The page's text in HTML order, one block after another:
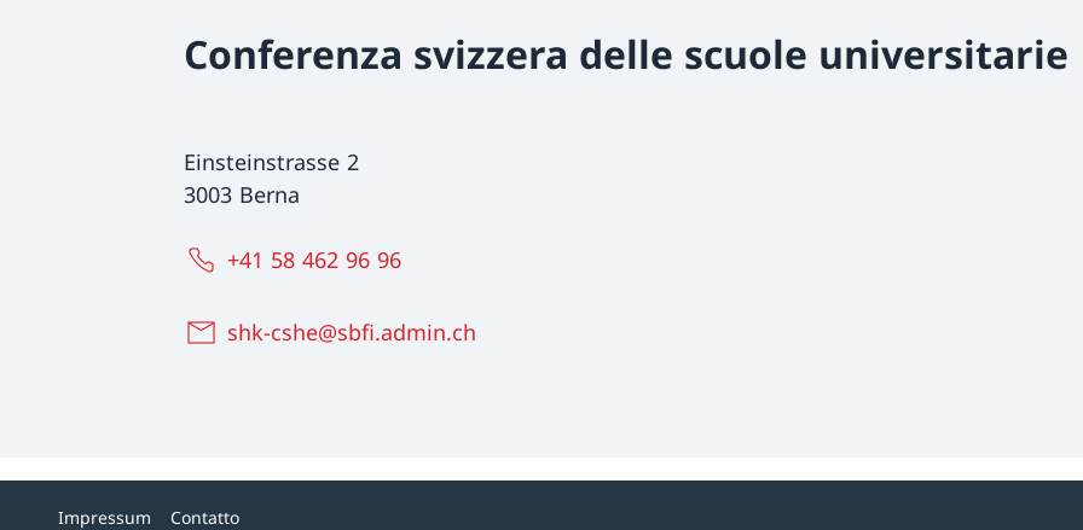
Conferenza svizzera delle scuole universitarie
Einsteinstrasse 2
3003 Berna
+41 58 462 96 96
shk-cshe@sbfi.admin.ch
Impressum Contatto